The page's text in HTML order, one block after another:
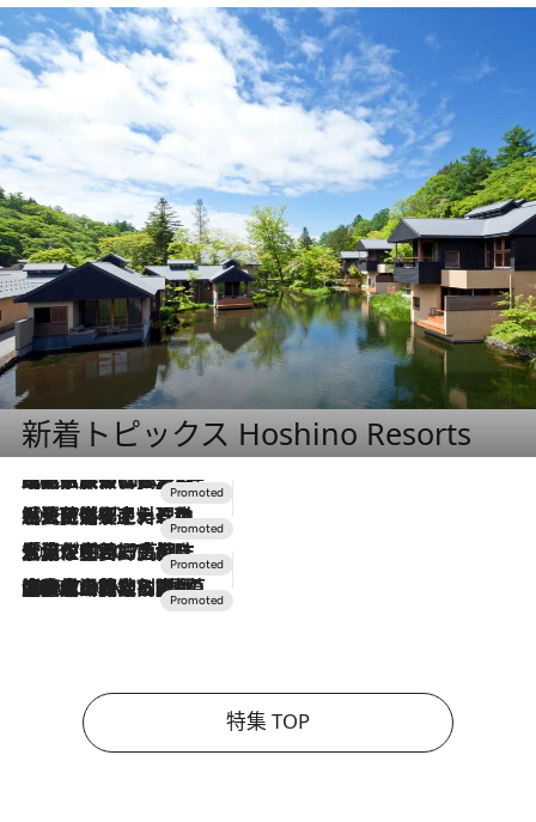
新着トピックス Hoshino Resorts
2026.7.31
【ホテル帰省】という選択肢をOMOが提案。家族とほどよい距離を保つには「昼は実家、夜は気兼ねなくホテルで！」
2026.7.24
【夏限定ディナーコース】旬を迎える稚鮎や花ズッキーニなどをイタリア・トスカーナの郷土料理の手法で満喫！
2026.7.17
「土佐和ハーブかき氷」がOMO7高知に登場！生姜、山椒、大葉など目にも舌にも涼を呼ぶ郷土の味
2026.7.10
NEW OPEN！【界 草津】名湯の地に誕生。趣の異なる2種の温泉と上州ならではの会席・蕎麦割烹など美食を味わう究極の癒やし旅
特集 TOP